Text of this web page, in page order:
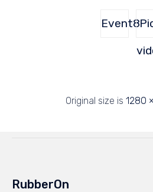
Event8
Original size is 1280
RubberOn